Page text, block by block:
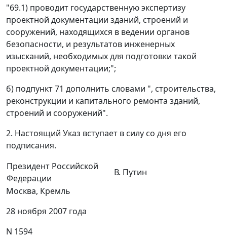
"69.1) проводит государственную экспертизу
проектной документации зданий, строений и
сооружений, находящихся в ведении органов
безопасности, и результатов инженерных
изысканий, необходимых для подготовки такой
проектной документации;";
б) подпункт 71 дополнить словами ", строительства,
реконструкции и капитального ремонта зданий,
строений и сооружений".
2. Настоящий Указ вступает в силу со дня его
подписания.
Президент Российской
Федерации
В. Путин
Москва, Кремль
28 ноября 2007 года
N 1594